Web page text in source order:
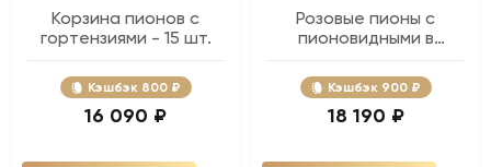
Корзина пионов с
гортензиями - 15 шт.
Кэшбэк 800 ₽
16 090 ₽
Розовые пионы с
пионовидными в
коробке - 25 шт.
Кэшбэк 900 ₽
18 190 ₽